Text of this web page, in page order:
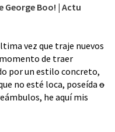
George Boo! | Actu
vez que traje nuevos
de traer
por un estilo concreto,
no esté loca, poseída o
he aquí mis